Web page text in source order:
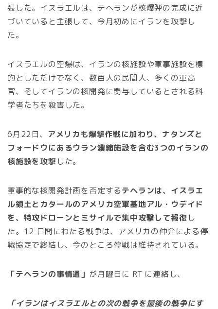
張した。イスラエルは、テヘランが核爆弾の完成に近
づいていると主張して、今月初めにイランを攻撃し
た。
イスラエルの空爆は、イランの核施設や軍事施設を標
的としただけでなく、数百人の民間人、多くの軍高
官、そしてイランの核開発に関与しているとされる科
学者たちを殺害した。
6月22日、 アメリカも爆撃作戦に加わり、ナタンズと
フォードウにあるウラン濃縮施設を含む3つのイランの
核施設を攻撃 した。
軍事的な核開発計画を否定するテヘランは、イスラエ
ル領土とカタールのアメリカ空軍基地アル・ウデイド
を、特攻ドローンとミサイルで集中攻撃して報復し
た。12 日間にわたる戦争は、アメリカの仲介による停
戦協定で終結し、今のところ停戦は維持されている。
「テヘランの事情通」 が月曜日に RT に連絡し、
「イランはイスラエルとの次の戦争を最後の戦争にす